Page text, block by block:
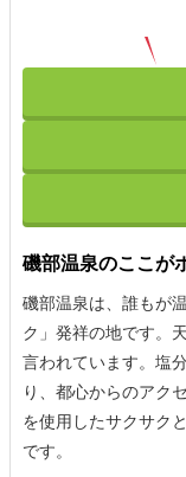
磯部温泉のここが
磯部温泉は、誰もが
ク」発祥の地です。
言われています。塩
り、都心からのアク
を使用したサクサク
です。